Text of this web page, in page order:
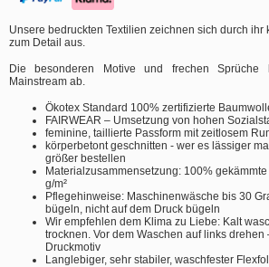
Unsere bedruckten Textilien zeichnen sich durch ihr
zum Detail aus.
Die besonderen Motive und frechen Sprüche
Mainstream ab.
Ökotex Standard 100% zertifizierte
FAIRWEAR – Umsetzung von hohen
feminine, taillierte Passform mit zeitlosem
körperbetont geschnitten - wer es lässiger
größer bestellen
Materialzusammensetzung: 100%
g/m²
Pflegehinweise: Maschinenwäsche bis 30
bügeln, nicht auf dem Druck bügeln
Wir empfehlen dem Klima zu Liebe: Kalt
trocknen. Vor dem Waschen auf links drehen
Druckmotiv
Langlebiger, sehr stabiler, waschfester